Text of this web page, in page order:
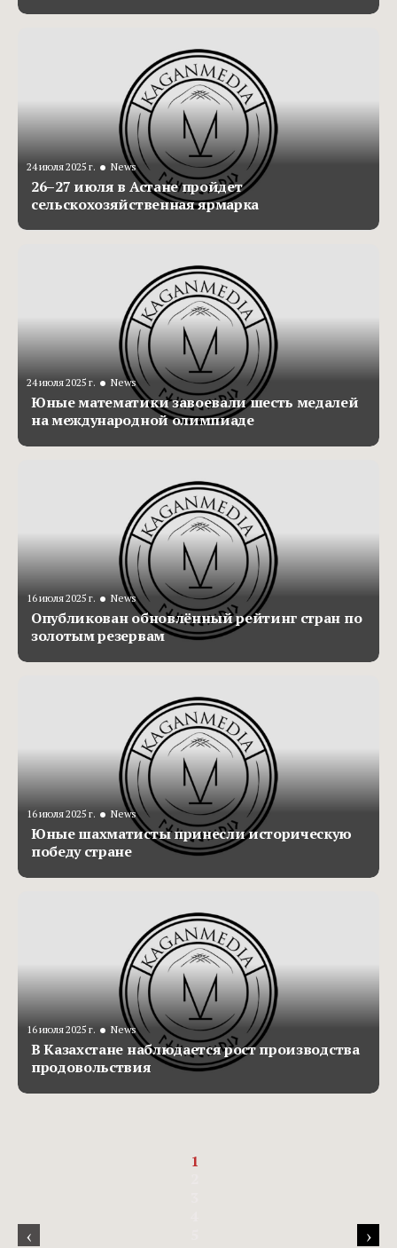
24 июля 2025 г. • News
26–27 июля в Астане пройдет
сельскохозяйственная ярмарка
24 июля 2025 г. • News
Юные математики завоевали шесть медалей
на международной олимпиаде
16 июля 2025 г. • News
Опубликован обновлённый рейтинг стран по
золотым резервам
16 июля 2025 г. • News
Юные шахматисты принесли историческую
победу стране
16 июля 2025 г. • News
В Казахстане наблюдается рост производства
продовольствия
‹
1
›